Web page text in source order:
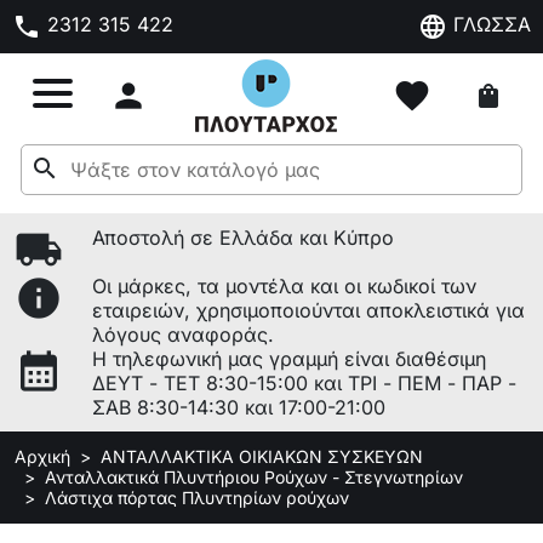
phone 2312 315 422 language ΓΛΩΣΣΑ
 favorite shopping_bag
search
local_shipping Αποστολή σε Ελλάδα και Κύπρο
info
Οι μάρκες, τα μοντέλα και οι κωδικοί των
εταιρειών, χρησιμοποιούνται αποκλειστικά για
λόγους αναφοράς.
calendar_month
Η τηλεφωνική μας γραμμή είναι διαθέσιμη
ΔΕΥΤ - ΤΕΤ 8:30-15:00 και ΤΡΙ - ΠΕΜ - ΠΑΡ -
ΣΑΒ 8:30-14:30 και 17:00-21:00
Αρχική
ΑΝΤΑΛΛΑΚΤΙΚΑ ΟΙΚΙΑΚΩΝ ΣΥΣΚΕΥΩΝ
Ανταλλακτικά Πλυντήριου Ρούχων - Στεγνωτηρίων
Λάστιχα πόρτας Πλυντηρίων ρούχων